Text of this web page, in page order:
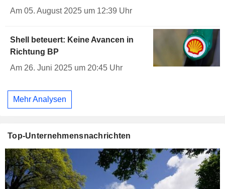
Am 05. August 2025 um 12:39 Uhr
Shell beteuert: Keine Avancen in
Richtung BP
Am 26. Juni 2025 um 20:45 Uhr
Mehr Analysen
Top-Unternehmensnachrichten